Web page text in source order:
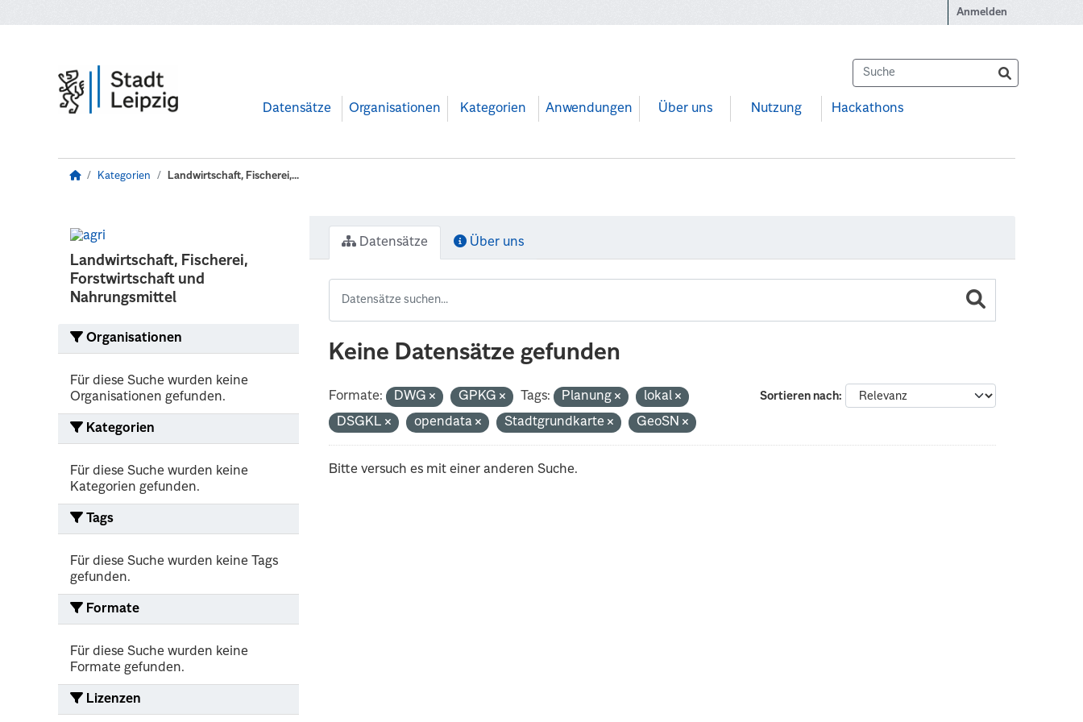
Anmelden
Datensätze Organisationen Kategorien Anwendungen Über uns Nutzung Hackathons
Kategorien Landwirtschaft, Fischerei,...
Landwirtschaft, Fischerei,
Forstwirtschaft und
Nahrungsmittel
Organisationen
Für diese Suche wurden keine
Organisationen gefunden.
Kategorien
Für diese Suche wurden keine
Kategorien gefunden.
Tags
Für diese Suche wurden keine Tags
gefunden.
Formate
Für diese Suche wurden keine
Formate gefunden.
Lizenzen
Datensätze Über uns
Keine Datensätze gefunden
Sortieren nach
Formate: DWG GPKG Tags: Planung
lokal
DSGKL
opendata Stadtgrundkarte GeoSN
Bitte versuch es mit einer anderen Suche.